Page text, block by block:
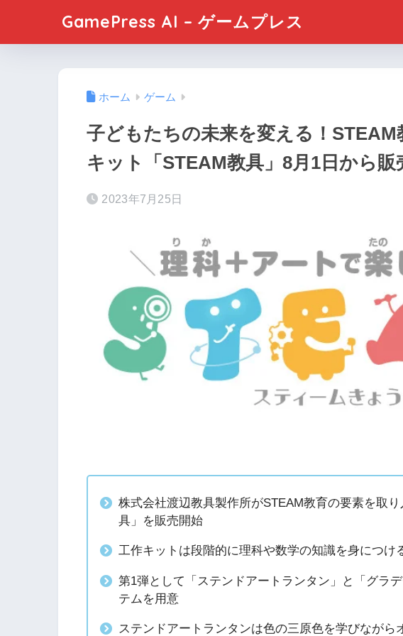
GamePress AI – ゲームプレス
ホーム ゲーム
子どもたちの未来を変える！
キット「STEAM教具」8月1日から販
2023年7月25日
株式会社渡辺教具製作所がSTEAM教育の要素を取
具」を販売開始
工作キットは段階的に理科や数学の知識を身につけ
第1弾として「ステンドアートランタン」と「グラ
テムを用意
ステンドアートランタンは色の三原色を学びながら